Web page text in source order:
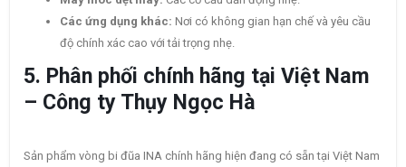
Các ứng dụng khác: Nơi có không gian hạn chế và yêu cầu
độ chính xác cao với tải trọng nhẹ.
5. Phân phối chính hãng tại Việt Nam
– Công ty Thụy Ngọc Hà
Sản phẩm vòng bi đũa INA chính hãng hiện đang có sẵn tại Việt Nam